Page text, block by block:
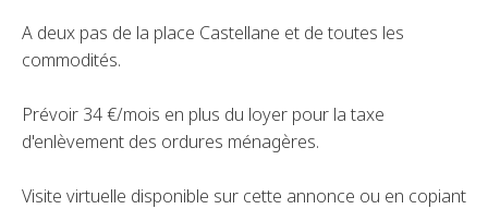
A deux pas de la place Castellane et de toutes les
commodités.
Prévoir 34 €/mois en plus du loyer pour la taxe
d'enlèvement des ordures ménagères.
Visite virtuelle disponible sur cette annonce ou en copiant